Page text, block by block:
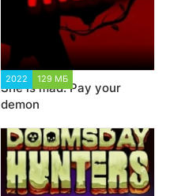
2022 129 МБ
She is mad: Pay your
demon